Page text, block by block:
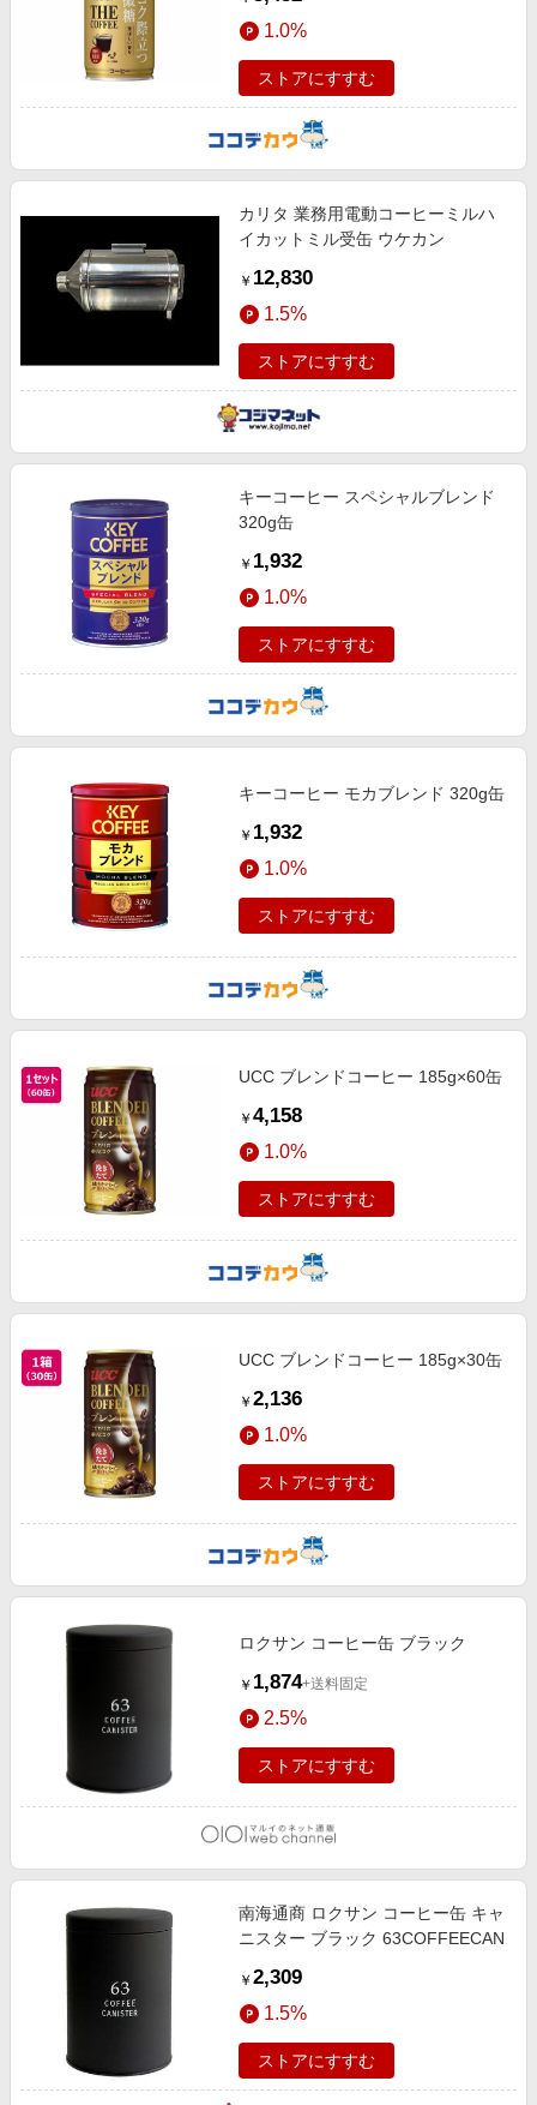
1.0%
ストアにすすむ
カリタ 業務用電動コーヒーミルハ
イカットミル受缶 ウケカン
￥ 12,830
1.5%
ストアにすすむ
キーコーヒー スペシャルブレンド
320g缶
￥ 1,932
1.0%
ストアにすすむ
キーコーヒー モカブレンド 320g缶
￥ 1,932
1.0%
ストアにすすむ
UCC ブレンドコーヒー 185g×60缶
￥ 4,158
1.0%
ストアにすすむ
UCC ブレンドコーヒー 185g×30缶
￥ 2,136
1.0%
ストアにすすむ
ロクサン コーヒー缶 ブラック
￥ 1,874+送料固定
2.5%
ストアにすすむ
南海通商 ロクサン コーヒー缶 キャ
ニスター ブラック 63COFFEECAN
￥ 2,309
1.5%
ストアにすすむ